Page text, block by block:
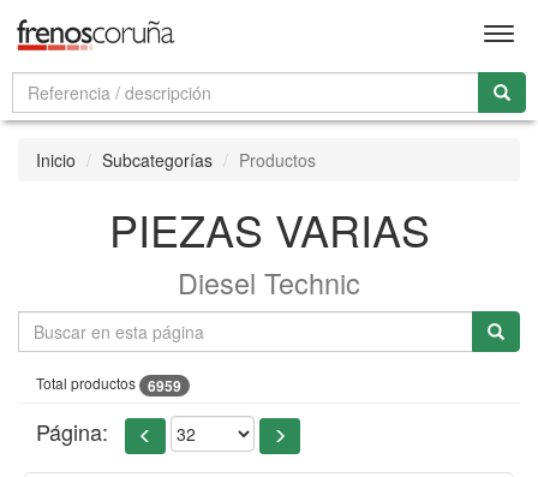
Inicio Subcategorías Productos
PIEZAS VARIAS
Diesel Technic
Total productos 6959
Página: